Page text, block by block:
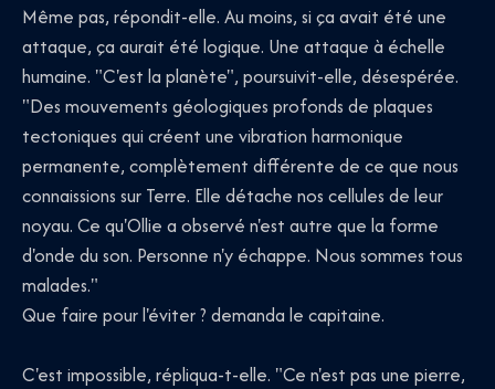
Même pas, répondit-elle. Au moins, si ça avait été une
attaque, ça aurait été logique. Une attaque à échelle
humaine. "C'est la planète", poursuivit-elle, désespérée.
"Des mouvements géologiques profonds de plaques
tectoniques qui créent une vibration harmonique
permanente, complètement différente de ce que nous
connaissions sur Terre. Elle détache nos cellules de leur
noyau. Ce qu'Ollie a observé n'est autre que la forme
d'onde du son. Personne n'y échappe. Nous sommes tous
malades."
Que faire pour l'éviter ? demanda le capitaine.
C'est impossible, répliqua-t-elle. "Ce n'est pas une pierre,